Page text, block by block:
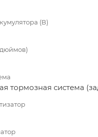
(В)
тормозная система